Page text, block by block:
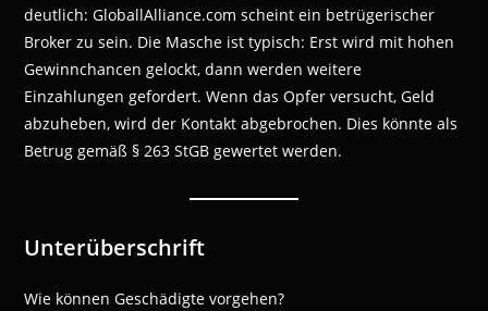
deutlich: GloballAlliance.com scheint ein betrügerischer
Broker zu sein. Die Masche ist typisch: Erst wird mit hohen
Gewinnchancen gelockt, dann werden weitere
Einzahlungen gefordert. Wenn das Opfer versucht, Geld
abzuheben, wird der Kontakt abgebrochen. Dies könnte als
Betrug gemäß § 263 StGB gewertet werden.
Unterüberschrift
Wie können Geschädigte vorgehen?